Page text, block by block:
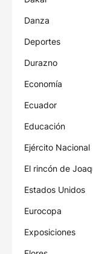
Danza
Deportes
Durazno
Economía
Ecuador
Educación
Ejército Nacional
El rincón de
Estados Unidos
Eurocopa
Exposiciones